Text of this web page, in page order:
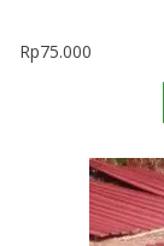
Rp75.000